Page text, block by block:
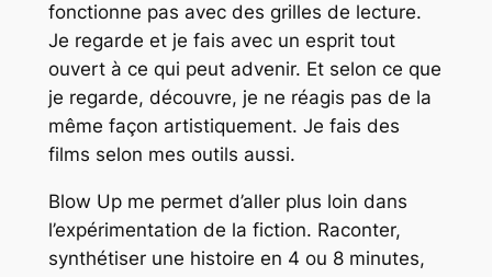
fonctionne pas avec des grilles de lecture.
Je regarde et je fais avec un esprit tout
ouvert à ce qui peut advenir. Et selon ce que
je regarde, découvre, je ne réagis pas de la
même façon artistiquement. Je fais des
films selon mes outils aussi.
Blow Up me permet d’aller plus loin dans
l’expérimentation de la fiction. Raconter,
synthétiser une histoire en 4 ou 8 minutes,